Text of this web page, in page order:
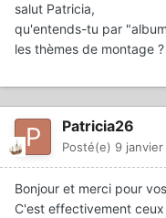
salut Patricia,
qu'entends-tu par
les thèmes de montage ?
Patricia26
Posté(e) 9
Bonjour et merci pour
C'est effectivement